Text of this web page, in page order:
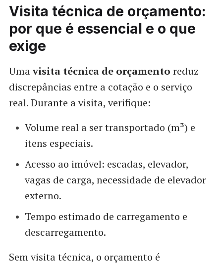
Visita técnica de orçamento:
por que é essencial e o que
exige
Umavisita técnica de orçamento reduz
discrepâncias entre a cotação e o serviço
real. Durante a visita, verifique:
Volume real a ser transportado (m³) e
itens especiais.
Acesso ao imóvel: escadas, elevador,
vagas de carga, necessidade de elevador
externo.
Tempo estimado de carregamento e
descarregamento.
Sem visita técnica, o orçamento é